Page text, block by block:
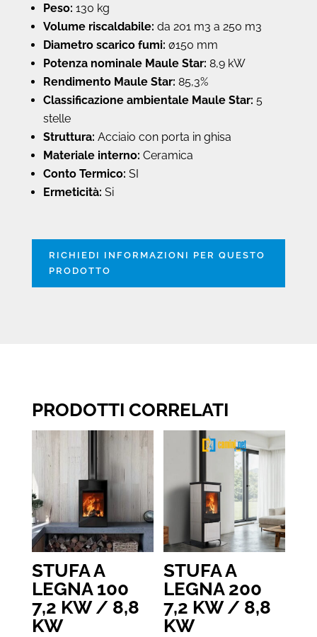
Peso: 130 kg
Volume riscaldabile: da 201 m3 a 250 m3
Diametro scarico fumi: ø150 mm
Potenza nominale Maule Star: 8,9 kW
Rendimento Maule Star: 85,3%
Classificazione ambientale Maule Star: 5
stelle
Struttura: Acciaio con porta in ghisa
Materiale interno: Ceramica
Conto Termico: SI
Ermeticità: Si
RICHIEDI INFORMAZIONI PER QUESTO
PRODOTTO
PRODOTTI CORRELATI
STUFA A
LEGNA 100
7,2 KW / 8,8
KW
STUFA A
LEGNA 200
7,2 KW / 8,8
KW